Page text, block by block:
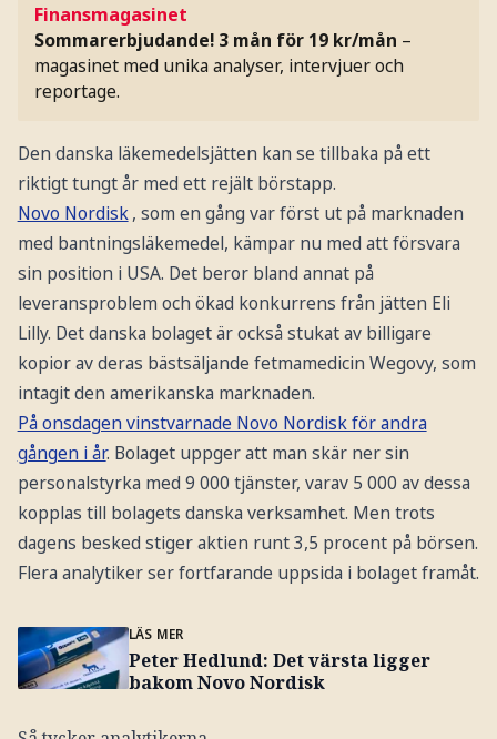
Finansmagasinet
Sommarerbjudande! 3 mån för 19 kr/mån –
magasinet med unika analyser, intervjuer och
reportage.
Den danska läkemedelsjätten kan se tillbaka på ett
riktigt tungt år med ett rejält börstapp.
Novo Nordisk , som en gång var först ut på marknaden
med bantningsläkemedel, kämpar nu med att försvara
sin position i USA. Det beror bland annat på
leveransproblem och ökad konkurrens från jätten Eli
Lilly. Det danska bolaget är också stukat av billigare
kopior av deras bästsäljande fetmamedicin Wegovy, som
intagit den amerikanska marknaden.
På onsdagen vinstvarnade Novo Nordisk för andra
gången i år. Bolaget uppger att man skär ner sin
personalstyrka med 9 000 tjänster, varav 5 000 av dessa
kopplas till bolagets danska verksamhet. Men trots
dagens besked stiger aktien runt 3,5 procent på börsen.
Flera analytiker ser fortfarande uppsida i bolaget framåt.
LÄS MER
Peter Hedlund: Det värsta ligger
bakom Novo Nordisk